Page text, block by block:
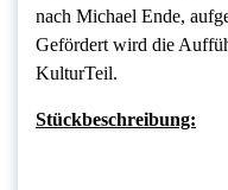
nach Michael Ende,
Gefördert wird die
KulturTeil.
Stückbeschreibung: